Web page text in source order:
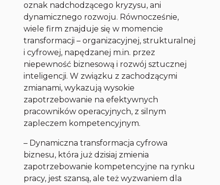
oznak nadchodzącego kryzysu, ani
dynamicznego rozwoju. Równocześnie,
wiele firm znajduje się w momencie
transformacji – organizacyjnej, strukturalnej
i cyfrowej, napędzanej m.in. przez
niepewność biznesową i rozwój sztucznej
inteligencji. W związku z zachodzącymi
zmianami, wykazują wysokie
zapotrzebowanie na efektywnych
pracowników operacyjnych, z silnym
zapleczem kompetencyjnym.
– Dynamiczna transformacja cyfrowa
biznesu, która już dzisiaj zmienia
zapotrzebowanie kompetencyjne na rynku
pracy, jest szansą, ale też wyzwaniem dla